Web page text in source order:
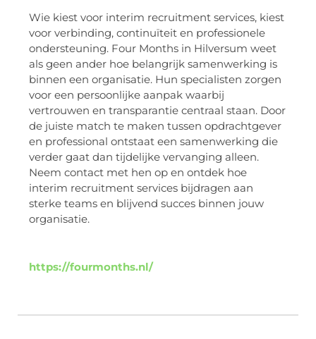
Wie kiest voor interim recruitment services, kiest
voor verbinding, continuïteit en professionele
ondersteuning. Four Months in Hilversum weet
als geen ander hoe belangrijk samenwerking is
binnen een organisatie. Hun specialisten zorgen
voor een persoonlijke aanpak waarbij
vertrouwen en transparantie centraal staan. Door
de juiste match te maken tussen opdrachtgever
en professional ontstaat een samenwerking die
verder gaat dan tijdelijke vervanging alleen.
Neem contact met hen op en ontdek hoe
interim recruitment services bijdragen aan
sterke teams en blijvend succes binnen jouw
organisatie.
https://fourmonths.nl/